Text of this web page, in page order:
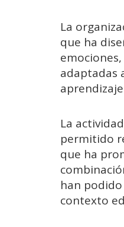
La
que ha
adaptadas
La
permitido
que ha
han
contexto